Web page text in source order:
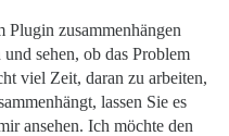
Plugin zusammenhängen
sehen, ob das Problem
viel Zeit, daran zu arbeiten,
lassen Sie es
ansehen. Ich möchte den